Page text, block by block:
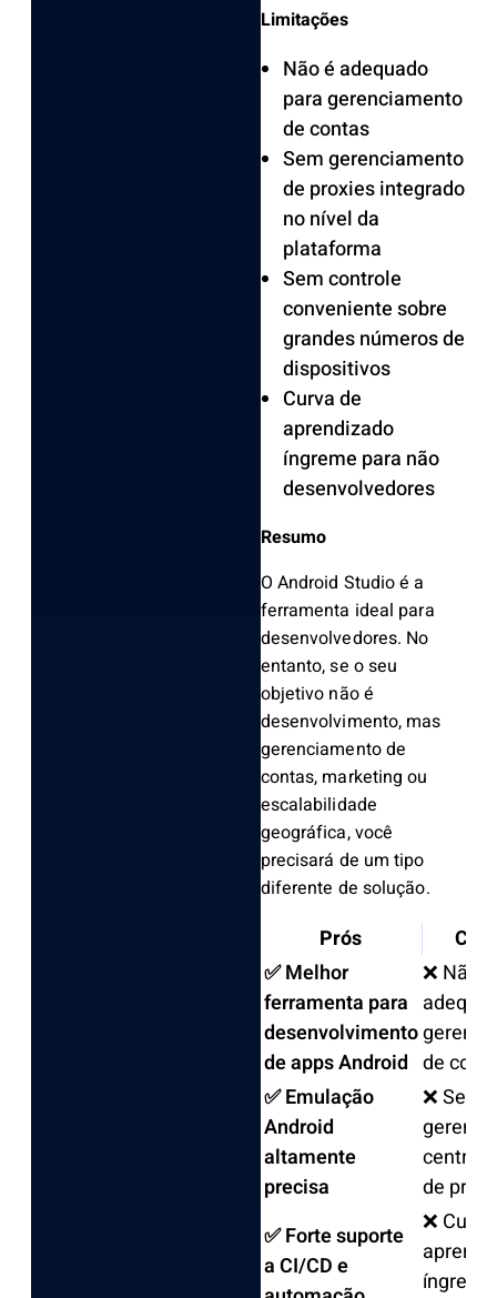
Limitações
Não é adequado
para gerenciamento
de contas
Sem gerenciamento
de proxies integrado
no nível da
plataforma
Sem controle
conveniente sobre
grandes números de
dispositivos
Curva de
aprendizado
íngreme para não
desenvolvedores
Resumo
O Android Studio é a
ferramenta ideal para
desenvolvedores. No
entanto, se o seu
objetivo não é
desenvolvimento, mas
gerenciamento de
contas, marketing ou
escalabilidade
geográfica, você
precisará de um tipo
diferente de solução.
Prós
✅ Melhor
ferramenta para
desenvolvimento
de apps Android
❌ Não
de
✅ Emulação
Android
altamente
precisa
❌ Sem
de
✅ Forte suporte
a CI/CD e
❌